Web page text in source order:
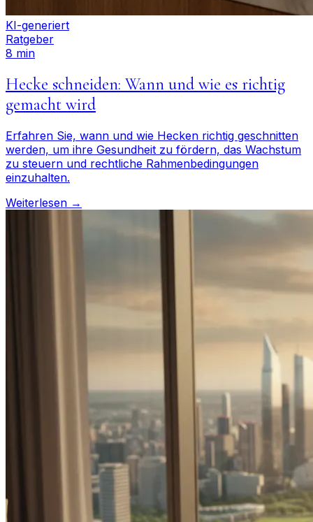
KI-generiert
Ratgeber
8 min
Hecke schneiden: Wann und wie es richtig
gemacht wird
Erfahren Sie, wann und wie Hecken richtig geschnitten
werden, um ihre Gesundheit zu fördern, das Wachstum
zu steuern und rechtliche Rahmenbedingungen
einzuhalten.
Weiterlesen →